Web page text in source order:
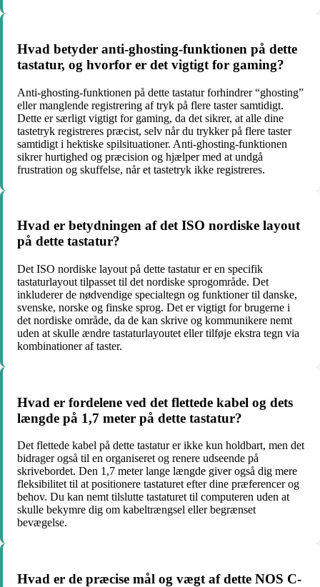
Hvad betyder anti-ghosting-funktionen på dette
tastatur, og hvorfor er det vigtigt for gaming?
Anti-ghosting-funktionen på dette tastatur forhindrer “ghosting”
eller manglende registrering af tryk på flere taster samtidigt.
Dette er særligt vigtigt for gaming, da det sikrer, at alle dine
tastetryk registreres præcist, selv når du trykker på flere taster
samtidigt i hektiske spilsituationer. Anti-ghosting-funktionen
sikrer hurtighed og præcision og hjælper med at undgå
frustration og skuffelse, når et tastetryk ikke registreres.
Hvad er betydningen af det ISO nordiske layout
på dette tastatur?
Det ISO nordiske layout på dette tastatur er en specifik
tastaturlayout tilpasset til det nordiske sprogområde. Det
inkluderer de nødvendige specialtegn og funktioner til danske,
svenske, norske og finske sprog. Det er vigtigt for brugerne i
det nordiske område, da de kan skrive og kommunikere nemt
uden at skulle ændre tastaturlayoutet eller tilføje ekstra tegn via
kombinationer af taster.
Hvad er fordelene ved det flettede kabel og dets
længde på 1,7 meter på dette tastatur?
Det flettede kabel på dette tastatur er ikke kun holdbart, men det
bidrager også til en organiseret og renere udseende på
skrivebordet. Den 1,7 meter lange længde giver også dig mere
fleksibilitet til at positionere tastaturet efter dine præferencer og
behov. Du kan nemt tilslutte tastaturet til computeren uden at
skulle bekymre dig om kabeltrængsel eller begrænset
bevægelse.
Hvad er de præcise mål og vægt af dette NOS C-